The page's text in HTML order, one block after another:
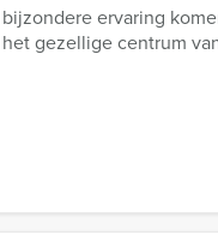
ervaring
gezellige centrum